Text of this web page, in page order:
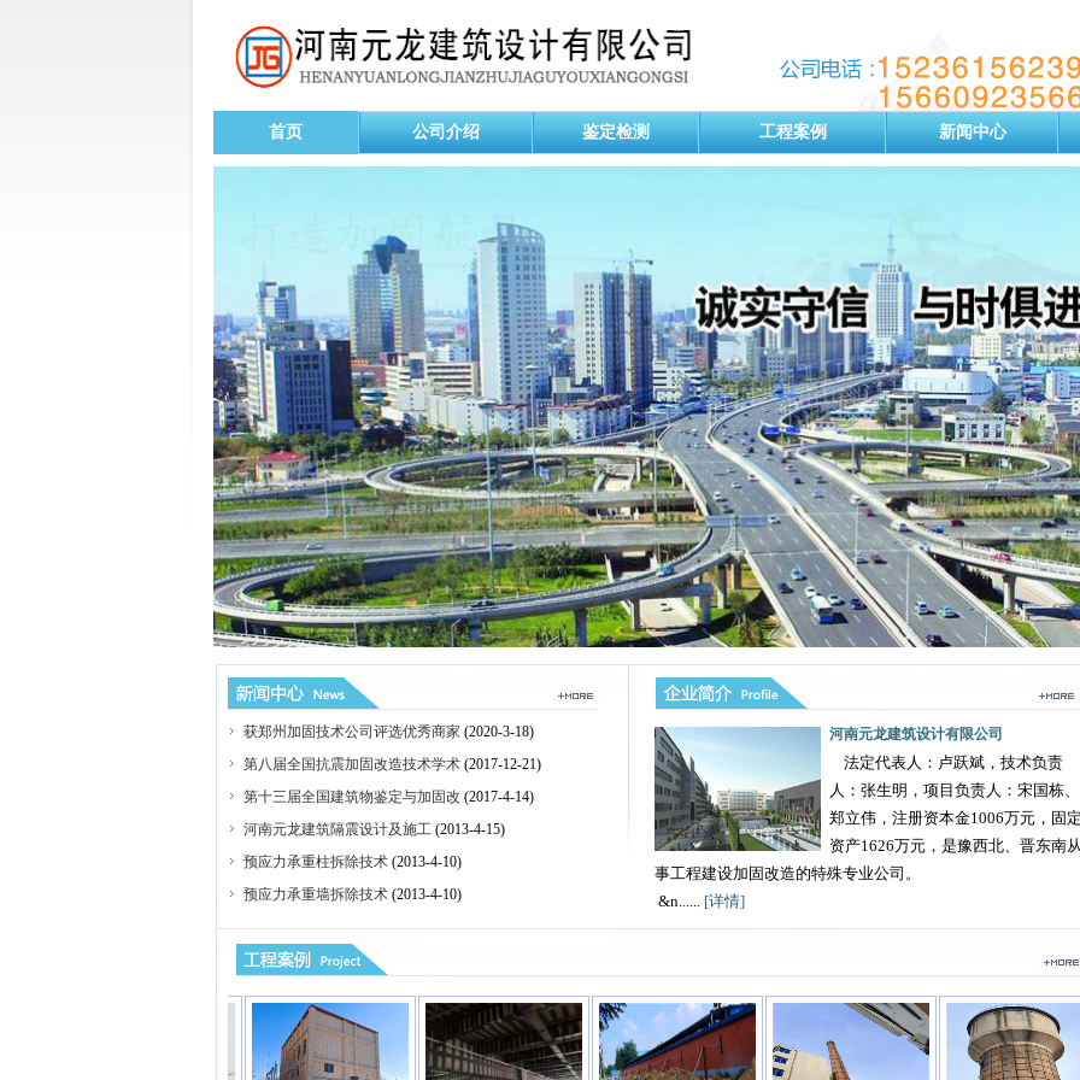
首页 公司介绍 鉴定检测 工程案例 新闻中心
获郑州加固技术公司评选优秀商家 (2020-3-18)
第八届全国抗震加固改造技术学术 (2017-12-21)
第十三届全国建筑物鉴定与加固改 (2017-4-14)
河南元龙建筑隔震设计及施工 (2013-4-15)
预应力承重柱拆除技术 (2013-4-10)
预应力承重墙拆除技术 (2013-4-10)
河南元龙建筑设计有限公司
法定代表人：卢跃斌，技术负责
人：张生明，项目负责人：宋国栋、
郑立伟，注册资本金1006万元，固
资产1626万元，是豫西北、晋东南
事工程建设加固改造的特殊专业公司。
&n...... [详情]